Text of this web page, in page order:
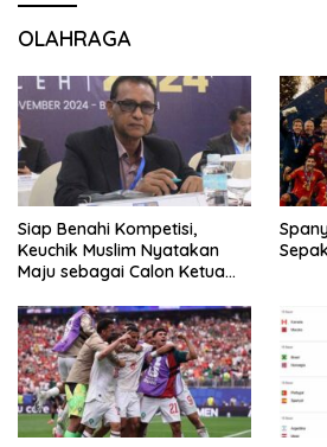
OLAHRAGA
Siap Benahi Kompetisi,
Keuchik Muslim Nyatakan
Maju sebagai Calon Ketua